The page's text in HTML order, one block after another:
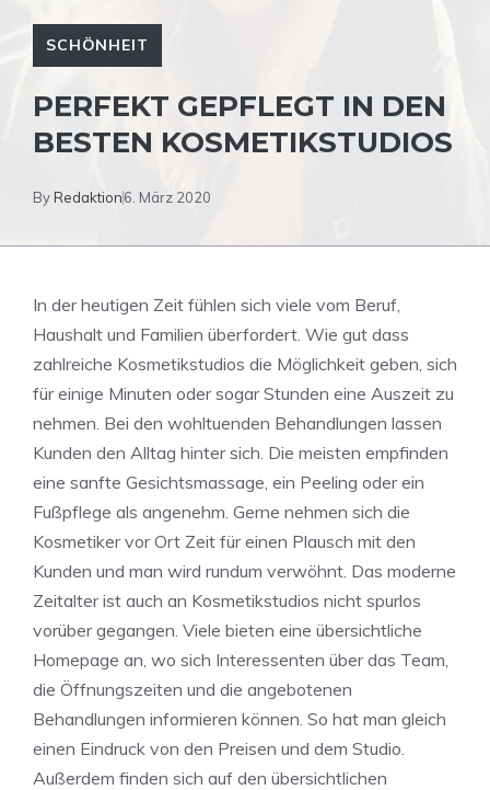
SCHÖNHEIT
PERFEKT GEPFLEGT IN DEN
BESTEN KOSMETIKSTUDIOS
ByRedaktion6. März 2020
In der heutigen Zeit fühlen sich viele vom Beruf,
Haushalt und Familien überfordert. Wie gut dass
zahlreiche Kosmetikstudios die Möglichkeit geben, sich
für einige Minuten oder sogar Stunden eine Auszeit zu
nehmen. Bei den wohltuenden Behandlungen lassen
Kunden den Alltag hinter sich. Die meisten empfinden
eine sanfte Gesichtsmassage, ein Peeling oder ein
Fußpflege als angenehm. Gerne nehmen sich die
Kosmetiker vor Ort Zeit für einen Plausch mit den
Kunden und man wird rundum verwöhnt. Das moderne
Zeitalter ist auch an Kosmetikstudios nicht spurlos
vorüber gegangen. Viele bieten eine übersichtliche
Homepage an, wo sich Interessenten über das Team,
die Öffnungszeiten und die angebotenen
Behandlungen informieren können. So hat man gleich
einen Eindruck von den Preisen und dem Studio.
Außerdem finden sich auf den übersichtlichen